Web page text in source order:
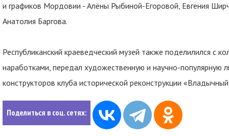
и графиков Мордовии - Алёны Рыбиной-Егоровой, Евгения
Анатолия Баргова.
Республиканский краеведческий музей также поделилился с
наработками, передал художественную и научно-популярную
конструкторов клуба исторической реконструкции
Поделиться в соц. сетях: